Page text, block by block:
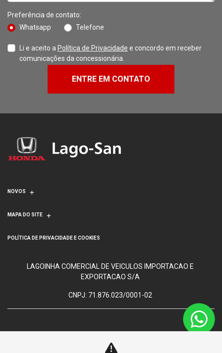
Preferência de contato:
Whatsapp
Telefone
Li e aceito a Política de Privacidade e concordo em receber
comunicações da concessionária.
ENTRE EM CONTATO
NOVOS
MAPA DO SITE
POLÍTICA DE PRIVACIDADE E COOKIES
LAGOINHA COMERCIAL DE VEICULOS IMPORTACAO E
EXPORTACAO S/A
CNPJ: 71.876.023/0001-02